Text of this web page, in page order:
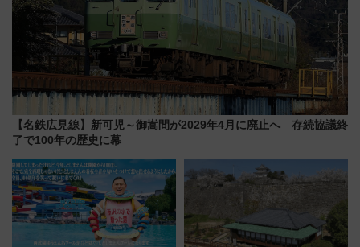
【名鉄広見線】新可児～御嵩間が2029年4月に廃止へ 存続協議終
了で100年の歴史に幕